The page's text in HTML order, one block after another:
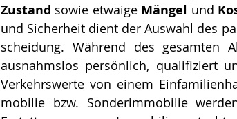
Zustand sowie etwaige Mängel und
und Sicherheit dient der Auswahl des
schei­dung. Während des gesamten
ausnahmslos persönlich, qualifiziert
Verkehrswerte von einem
mo­bi­lie bzw. Sonderimmobilie